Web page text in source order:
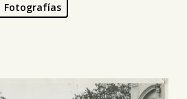
Fotografías